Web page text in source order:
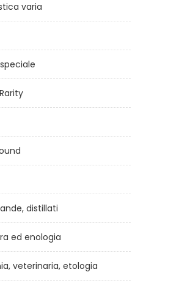
senza glutine
varia
distillati
ed enologia
veterinaria, etologia